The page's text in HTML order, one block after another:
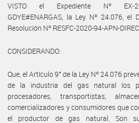
VISTO el Expediente Nº EX-
GDYE#ENARGAS, la Ley Nº 24.076,
Resolución Nº RESFC-2020-94-APN-
CONSIDERANDO:
Que, el Artículo 9° de la Ley Nº 24.076
de la industria del gas natural los
procesadores, transportistas,
comercializadores y consumidores que
el productor de gas natural. Son